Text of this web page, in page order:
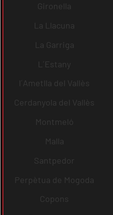
Gironella
La Llacuna
La Garriga
L´Estany
l´Ametlla del Vallès
Cerdanyola del Vallès
Montmeló
Malla
Santpedor
Perpètua de Mogoda
Copons